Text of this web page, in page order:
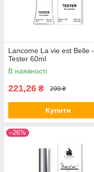
Lancome La vie est Belle -
Tester 60ml
В наявності
221,26 ₴ 299 ₴
Купити
–26%